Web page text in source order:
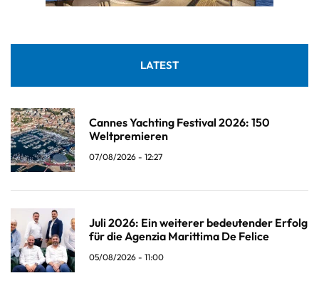
LATEST
Cannes Yachting Festival 2026: 150
Weltpremieren
07/08/2026 - 12:27
Juli 2026: Ein weiterer bedeutender Erfolg
für die Agenzia Marittima De Felice
05/08/2026 - 11:00